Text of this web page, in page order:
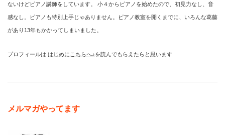
ないけどピアノ講師をしています。 小４からピアノを始めたので、初見力なし、音
感なし。ピアノも特別上手じゃありません。ピアノ教室を開くまでに、いろんな葛藤
があり13年もかかってしまいました。
プロフィールは はじめにこちらへ♪を読んでもらえたらと思います
メルマガやってます